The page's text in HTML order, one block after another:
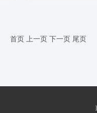
首页 上一页 下一页 尾页